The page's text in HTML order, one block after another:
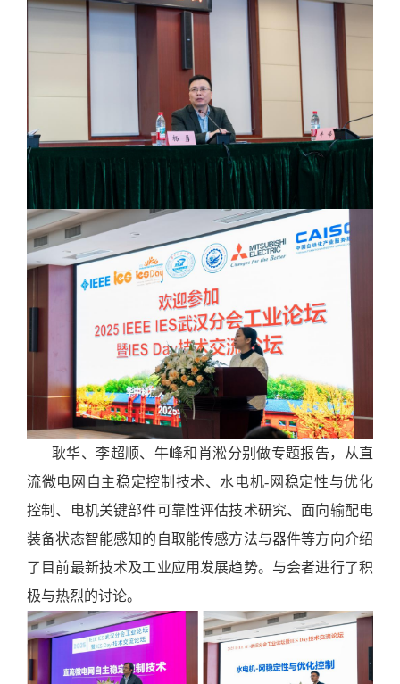
耿华、李超顺、牛峰和肖淞分别做专题报告，从直
流微电网自主稳定控制技术、水电机-网稳定性与优化
控制、电机关键部件可靠性评估技术研究、面向输配电
装备状态智能感知的自取能传感方法与器件等方向介绍
了目前最新技术及工业应用发展趋势。与会者进行了积
极与热烈的讨论。